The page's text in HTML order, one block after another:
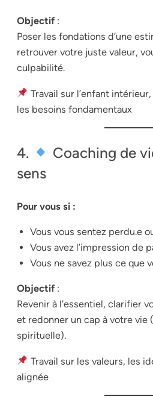
Objectif :
Poser les fondations d’une
retrouver votre juste valeur,
culpabilité.
Travail sur l’enfant
les besoins fondamentaux
4.
Coaching de
sens
Pour vous si :
Vous vous sentez perdu.e
Vous avez l’impression de
Vous ne savez plus ce que
Objectif :
Revenir à l’essentiel, clarifier
et redonner un cap à votre vie
spirituelle).
Travail sur les valeurs, les
alignée